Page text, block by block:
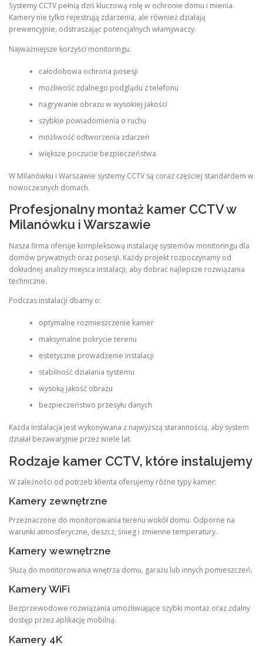
Systemy CCTV pełnią dziś kluczową rolę w ochronie domu i mienia.
Kamery nie tylko rejestrują zdarzenia, ale również działają
prewencyjnie, odstraszając potencjalnych włamywaczy.
Najważniejsze korzyści monitoringu:
całodobowa ochrona posesji
możliwość zdalnego podglądu z telefonu
nagrywanie obrazu w wysokiej jakości
szybkie powiadomienia o ruchu
możliwość odtworzenia zdarzeń
większe poczucie bezpieczeństwa
W Milanówku i Warszawie systemy CCTV są coraz częściej standardem w
nowoczesnych domach.
Profesjonalny montaż kamer CCTV w
Milanówku i Warszawie
Nasza firma oferuje kompleksową instalację systemów monitoringu dla
domów prywatnych oraz posesji. Każdy projekt rozpoczynamy od
dokładnej analizy miejsca instalacji, aby dobrać najlepsze rozwiązania
techniczne.
Podczas instalacji dbamy o:
optymalne rozmieszczenie kamer
maksymalne pokrycie terenu
estetyczne prowadzenie instalacji
stabilność działania systemu
wysoką jakość obrazu
bezpieczeństwo przesyłu danych
Każda instalacja jest wykonywana z najwyższą starannością, aby system
działał bezawaryjnie przez wiele lat.
Rodzaje kamer CCTV, które instalujemy
W zależności od potrzeb klienta oferujemy różne typy kamer:
Kamery zewnętrzne
Przeznaczone do monitorowania terenu wokół domu. Odporne na
warunki atmosferyczne, deszcz, śnieg i zmienne temperatury.
Kamery wewnętrzne
Służą do monitorowania wnętrza domu, garażu lub innych pomieszczeń.
Kamery WiFi
Bezprzewodowe rozwiązania umożliwiające szybki montaż oraz zdalny
dostęp przez aplikację mobilną.
Kamery 4K